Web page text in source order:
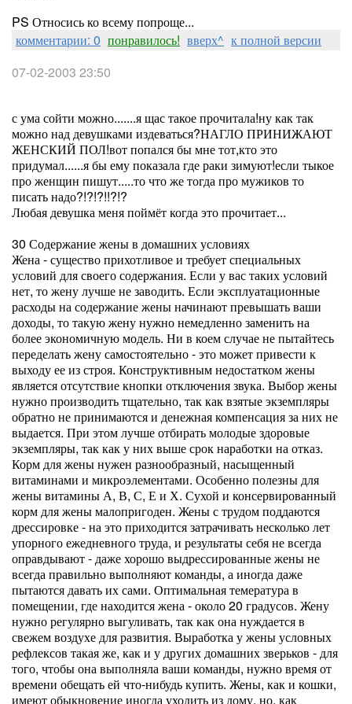
PS Относись ко всему попроще...
комментарии: 0 понравилось! вверх^ к полной версии
07-02-2003 23:50
с ума сойти можно.......я щас такое прочитала!ну как так
можно над девушками издеваться?НАГЛО ПРИНИЖАЮТ
ЖЕНСКИЙ ПОЛ!вот попался бы мне тот,кто это
придумал......я бы ему показала где раки зимуют!если тыкое
про женщин пишут.....то что же тогда про мужиков то
писать надо?!?!?!!?!?
Любая девушка меня поймёт когда это прочитает...
30 Содержание жены в домашних условиях
Жена - существо прихотливое и требует специальных
условий для своего содержания. Если у вас таких условий
нет, то жену лучше не заводить. Если эксплуатационные
расходы на содержание жены начинают превышать ваши
доходы, то такую жену нужно немедленно заменить на
более экономичную модель. Ни в коем случае не пытайтесь
переделать жену самостоятельно - это может привести к
выходу ее из строя. Конструктивным недостатком жены
является отсутствие кнопки отключения звука. Выбор жены
нужно производить тщательно, так как взятые экземпляры
обратно не принимаются и денежная компенсация за них не
выдается. При этом лучше отбирать молодые здоровые
экземпляры, так как у них выше срок наработки на отказ.
Корм для жены нужен разнообразный, насыщенный
витаминами и микроэлементами. Особенно полезны для
жены витамины А, В, С, Е и Х. Сухой и консервированный
корм для жены малопригоден. Жены с трудом поддаются
дрессировке - на это приходится затрачивать несколько лет
упорного ежедневного труда, и результаты себя не всегда
оправдывают - даже хорошо выдрессированные жены не
всегда правильно выполняют команды, а иногда даже
пытаются давать их сами. Оптимальная темература в
помещении, где находится жена - около 20 градусов. Жену
нужно регулярно выгуливать, так как она нуждается в
свежем воздухе для развития. Выработка у жены условных
рефлексов такая же, как и у других домашних зверьков - для
того, чтобы она выполняла ваши команды, нужно время от
времени обещать ей что-нибудь купить. Жены, как и кошки,
имеют обыкновение иногда уходить из дому, но, как